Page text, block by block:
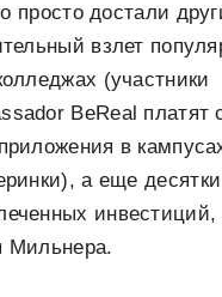
просто достали
взлет
(участники
BeReal платят
в
а еще десятки
инвестиций,
Мильнера.